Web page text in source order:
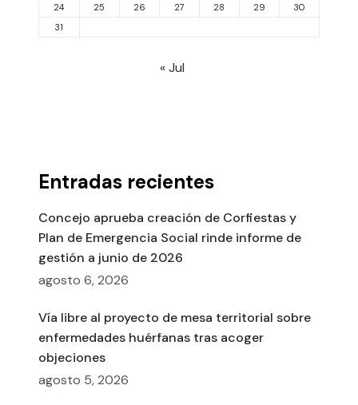
24
25 26 27 28 29
30
31
« Jul
Entradas recientes
Concejo aprueba creación de Corfiestas y
Plan de Emergencia Social rinde informe de
gestión a junio de 2026
agosto 6, 2026
Vía libre al proyecto de mesa territorial sobre
enfermedades huérfanas tras acoger
objeciones
agosto 5, 2026